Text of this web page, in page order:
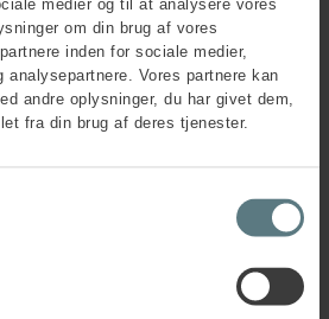
medier og til at analysere vores
om din brug af vores
inden for sociale medier,
analysepartnere. Vores partnere kan
andre oplysninger, du har givet dem,
fra din brug af deres tjenester.
ansvar for, at din ledelsesstil
sikkerhed, sundhed og trivsel på
ikke bliver en omkostning. Det
og dine handlinger. Du spiller en
videndeling inden for sikkerhed,